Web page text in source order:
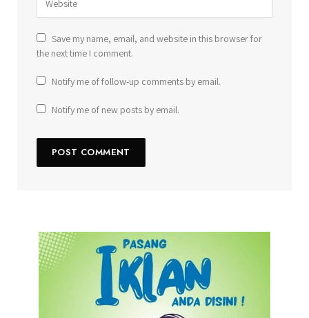
Save my name, email, and website in this browser for
the next time I comment.
Notify me of follow-up comments by email.
Notify me of new posts by email.